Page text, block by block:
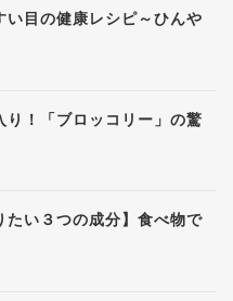
い目の健康レシピ～ひんや
り！「ブロッコリー」の驚
たい３つの成分】食べ物で